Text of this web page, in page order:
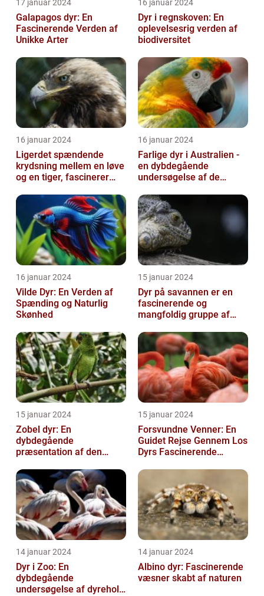
17 januar 2024
Galapagos dyr: En
Fascinerende Verden af
Unikke Arter
16 januar 2024
Dyr i regnskoven: En
oplevelsesrig verden af
biodiversitet
16 januar 2024
Ligerdet spændende
krydsning mellem en løve
og en tiger, fascinerer
verden
16 januar 2024
Farlige dyr i Australien -
en dybdegående
undersøgelse af de
16 januar 2024
Vilde Dyr: En Verden af
Spænding og Naturlig
Skønhed
15 januar 2024
Dyr på savannen er en
fascinerende og
mangfoldig gruppe af
sig det hårde o...
15 januar 2024
Zobel dyr: En
dybdegående
præsentation af den
15 januar 2024
Forsvundne Venner: En
Guidet Rejse Gennem Los
Dyrs Fascinerende
14 januar 2024
Dyr i Zoo: En
dybdegående
undersøgelse af dyrehold
14 januar 2024
Albino dyr: Fascinerende
væsner skabt af naturen